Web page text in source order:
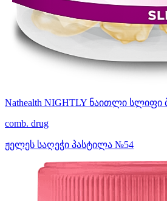
Nathealth NIGHTLY ნაითლი სლიფი
comb. drug
ჟელეს საღეჭი პასტილა №54